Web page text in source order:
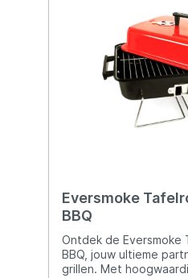
Eversmoke
BBQ
Ontdek de Eversmoke
BBQ, jouw ultieme
grillen. Met